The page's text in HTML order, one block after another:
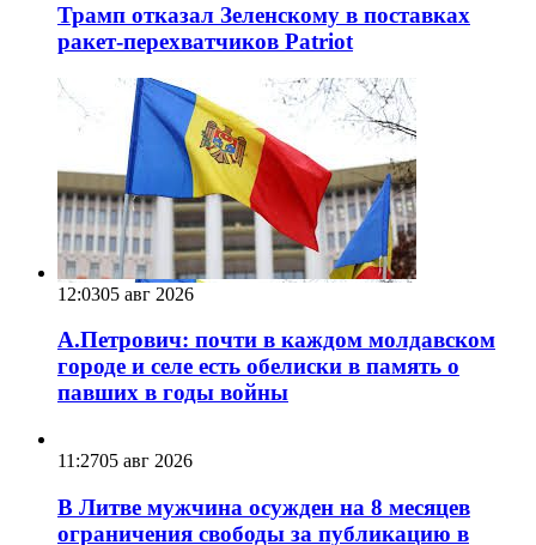
Трамп отказал Зеленскому в поставках
ракет-перехватчиков Patriot
12:0305 авг 2026
А.Петрович: почти в каждом молдавском
городе и селе есть обелиски в память о
павших в годы войны
11:2705 авг 2026
В Литве мужчина осужден на 8 месяцев
ограничения свободы за публикацию в